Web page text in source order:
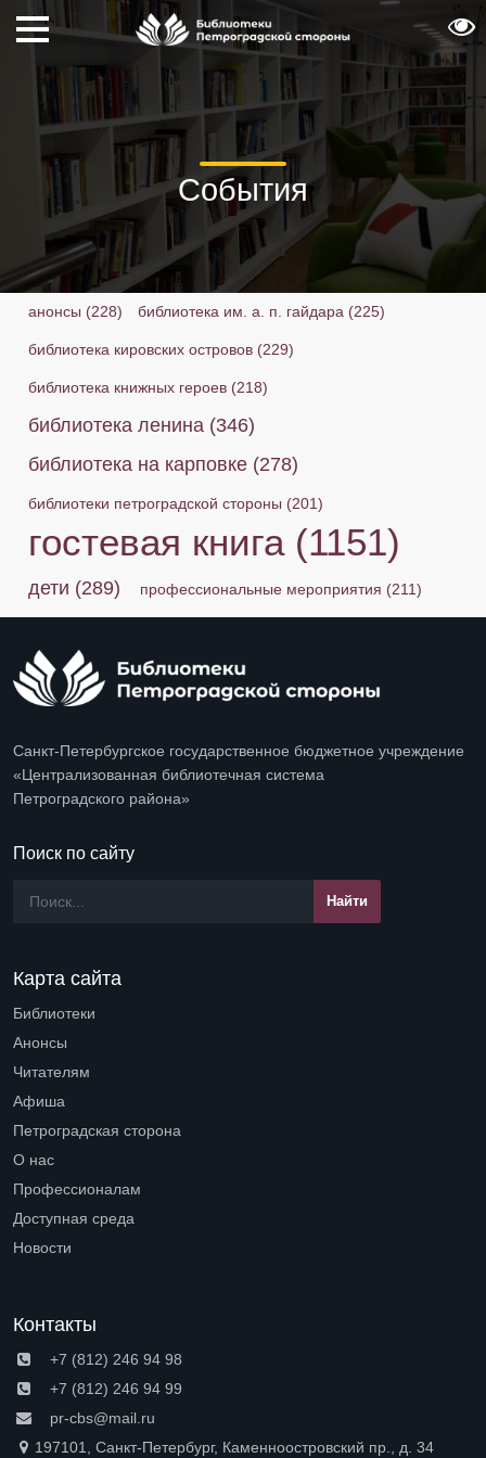
События
анонсы (228) библиотека им. а. п. гайдара (225)
библиотека кировских островов (229)
библиотека книжных героев (218)
библиотека ленина (346)
библиотека на карповке (278)
библиотеки петроградской стороны (201)
гостевая книга(1151)
дети (289) профессиональные мероприятия (211)
Санкт-Петербургское государственное бюджетное учреждение
«Централизованная библиотечная система
Петроградского района»
Поиск по сайту
Карта сайта
Библиотеки
Анонсы
Читателям
Афиша
Петроградская сторона
О нас
Профессионалам
Доступная среда
Новости
Контакты
+7 (812) 246 94 98
+7 (812) 246 94 99
pr-cbs@mail.ru
197101, Санкт-Петербург, Каменноостровский пр., д. 34